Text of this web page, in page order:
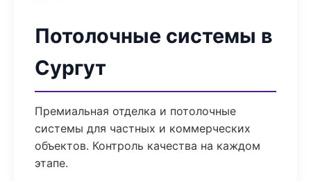
Потолочные системы в
Сургут
Премиальная отделка и потолочные
системы для частных и коммерческих
объектов. Контроль качества на каждом
этапе.